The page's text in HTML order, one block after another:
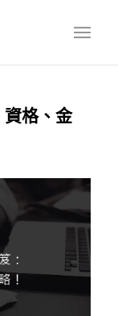
格、金